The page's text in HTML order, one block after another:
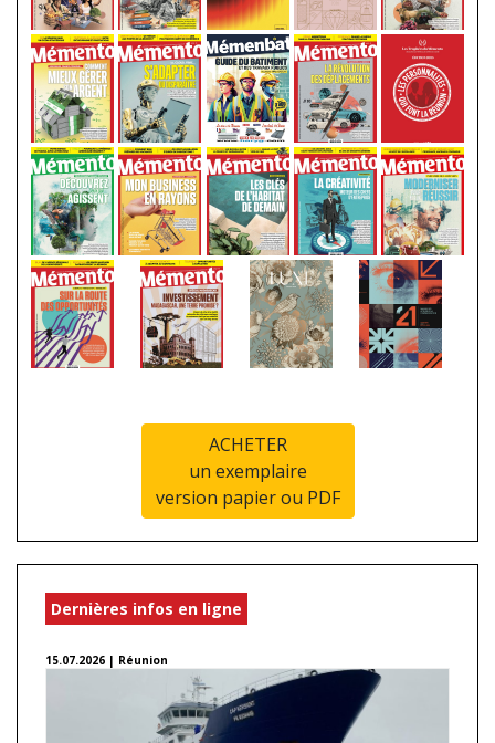
ACHETER
un exemplaire
version papier ou PDF
Dernières infos en ligne
15.07.2026 | Réunion